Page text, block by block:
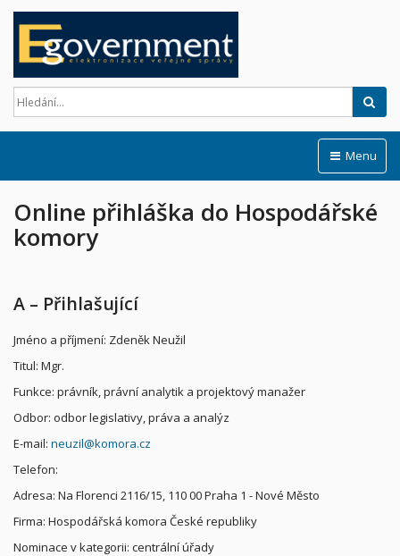
Menu
Online přihláška do Hospodářské
komory
A – Přihlašující
Jméno a příjmení: Zdeněk Neužil
Titul: Mgr.
Funkce: právník, právní analytik a projektový manažer
Odbor: odbor legislativy, práva a analýz
E-mail: neuzil@komora.cz
Telefon:
Adresa: Na Florenci 2116/15, 110 00 Praha 1 - Nové Město
Firma: Hospodářská komora České republiky
Nominace v kategorii: centrální úřady